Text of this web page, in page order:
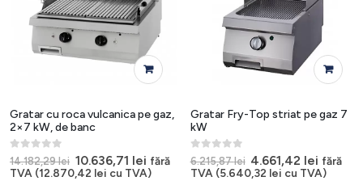
Gratar cu roca vulcanica pe gaz,
2×7 kW, de banc
0 out of 5
14.182,29lei Prețul
inițial
10.636,71 leiPrețul
curent
fără
TVA (12.870,42 lei cu TVA)
Gratar Fry-Top striat pe gaz 7
kW
0out of 5
6.215,87lei Prețul
inițial
4.661,42 lei Prețul
curent
fără
TVA (5.640,32 lei cu TVA)